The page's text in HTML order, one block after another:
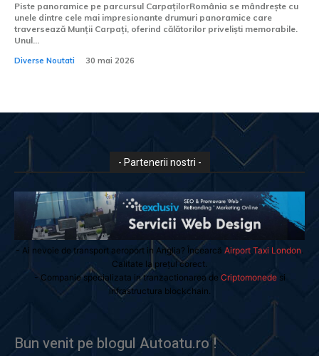
Piste panoramice pe parcursul CarpațilorRomânia se mândrește cu
unele dintre cele mai impresionante drumuri panoramice care
traversează Munții Carpați, oferind călătorilor priveliști memorabile.
Unul...
Diverse Noutati 30 mai 2026
- Partenerii nostri -
- Ai nevoie de transport aeroport in Anglia? Încearcă Airport Taxi London
Calitate la prețul corect.
- Companie specializata in tranzactionarea de Criptomonedesi
infrastructura blockchain.
Bun venit pe blogul Autoatu.ro !